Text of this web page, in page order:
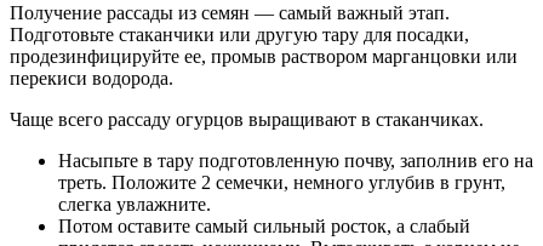
Получение рассады из семян — самый важный этап.
Подготовьте стаканчики или другую тару для посадки,
продезинфицируйте ее, промыв раствором марганцовки или
перекиси водорода.
Чаще всего рассаду огурцов выращивают в стаканчиках.
Насыпьте в тару подготовленную почву, заполнив его на
треть. Положите 2 семечки, немного углубив в грунт,
слегка увлажните.
Потом оставите самый сильный росток, а слабый